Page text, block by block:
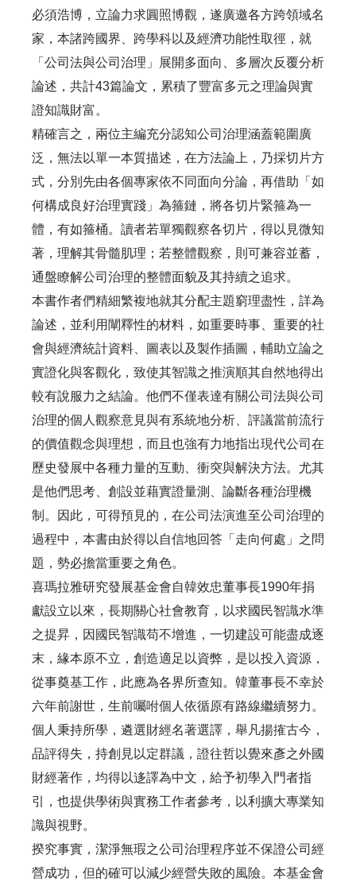
必須浩博，立論力求圓照博觀，遂廣邀各方跨領域名
家，本諸跨國界、跨學科以及經濟功能性取徑，就
「公司法與公司治理」展開多面向、多層次反覆分析
論述，共計43篇論文，累積了豐富多元之理論與實
證知識財富。
精確言之，兩位主編充分認知公司治理涵蓋範圍廣
泛，無法以單一本質描述，在方法論上，乃採切片方
式，分別先由各個專家依不同面向分論，再借助「如
何構成良好治理實踐」為箍鏈，將各切片緊箍為一
體，有如箍桶。讀者若單獨觀察各切片，得以見微知
著，理解其骨髓肌理；若整體觀察，則可兼容並蓄，
通盤瞭解公司治理的整體面貌及其持續之追求。
本書作者們精細繁複地就其分配主題窮理盡性，詳為
論述，並利用闡釋性的材料，如重要時事、重要的社
會與經濟統計資料、圖表以及製作插圖，輔助立論之
實證化與客觀化，致使其智識之推演順其自然地得出
較有說服力之結論。他們不僅表達有關公司法與公司
治理的個人觀察意見與有系統地分析、評議當前流行
的價值觀念與理想，而且也強有力地指出現代公司在
歷史發展中各種力量的互動、衝突與解決方法。尤其
是他們思考、創設並藉實證量測、論斷各種治理機
制。因此，可得預見的，在公司法演進至公司治理的
過程中，本書由於得以自信地回答「走向何處」之問
題，勢必擔當重要之角色。
喜瑪拉雅研究發展基金會自韓效忠董事長1990年捐
獻設立以來，長期關心社會教育，以求國民智識水準
之提昇，因國民智識苟不增進，一切建設可能盡成逐
末，緣本原不立，創造適足以資弊，是以投入資源，
從事奠基工作，此應為各界所查知。韓董事長不幸於
六年前謝世，生前囑咐個人依循原有路線繼續努力。
個人秉持所學，遴選財經名著選譯，舉凡揚搉古今，
品評得失，持創見以定群議，證往哲以覺來彥之外國
財經著作，均得以迻譯為中文，給予初學入門者指
引，也提供學術與實務工作者參考，以利擴大專業知
識與視野。
揆究事實，潔淨無瑕之公司治理程序並不保證公司經
營成功，但的確可以減少經營失敗的風險。本基金會